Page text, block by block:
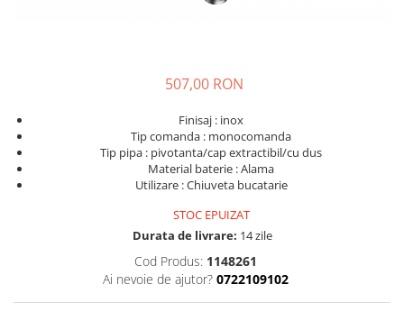
507,00 RON
Finisaj : inox
Tip comanda : monocomanda
Tip pipa : pivotanta/cap extractibil/cu dus
Material baterie : Alama
Utilizare : Chiuveta bucatarie
STOC EPUIZAT
Durata de livrare: 14 zile
Cod Produs: 1148261
Ai nevoie de ajutor? 0722109102